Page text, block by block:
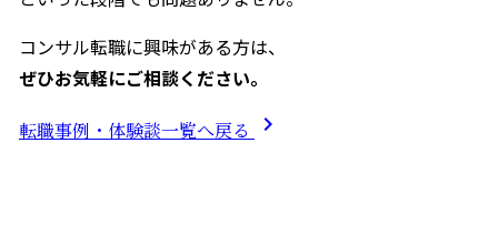
コンサル転職に興味がある方は、
ぜひお気軽にご相談ください。
転職事例・体験談一覧へ戻る chevron_right